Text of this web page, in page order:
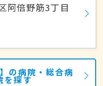
阿倍野筋3丁目
の病院・総合病
を探す